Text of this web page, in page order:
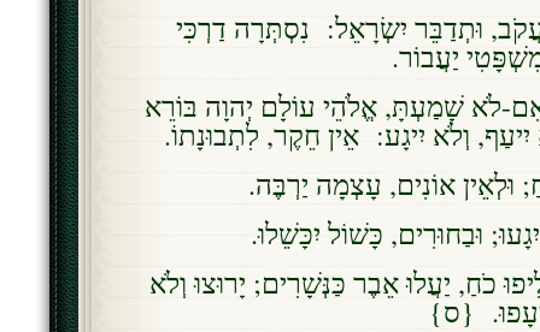
וּתְדַבֵּר יִשְׂרָאֵל: נִסְתְּרָה דַרְכִּי
יַעֲבוֹר.
לֹא שָׁמַעְתָּ, אֱלֹהֵי עוֹלָם יְהוָה בּוֹרֵא
וְלֹא יִיגָע: אֵין חֵקֶר, לִתְבוּנָתוֹ.
וּלְאֵין אוֹנִים, עָצְמָה יַרְבֶּה.
וּבַחוּרִים, כָּשׁוֹל יִכָּשֵׁלוּ.
כֹחַ, יַעֲלוּ אֵבֶר כַּנְּשָׁרִים; יָרוּצוּ וְלֹא
{ס}